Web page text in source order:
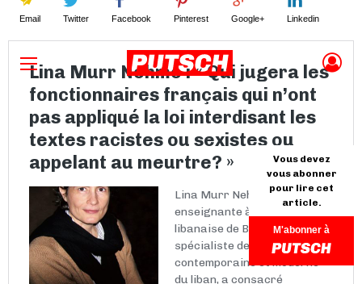
Email Twitter Facebook Pinterest Google+ Linkedin